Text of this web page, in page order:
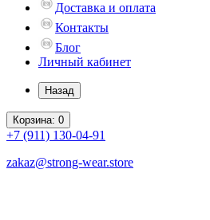
Доставка и оплата
Контакты
Блог
Личный кабинет
Назад
Корзина: 0
+7 (911) 130-04-91
zakaz@strong-wear.store